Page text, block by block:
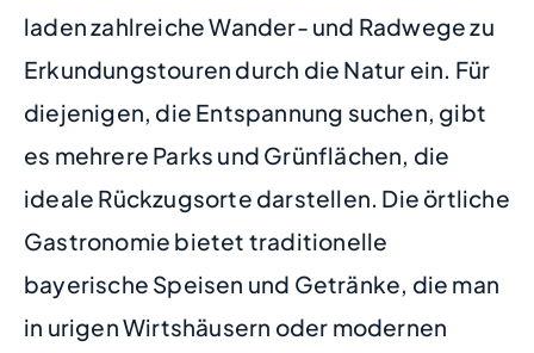
laden zahlreiche Wander- und Radwege zu
Erkundungstouren durch die Natur ein. Für
diejenigen, die Entspannung suchen, gibt
es mehrere Parks und Grünflächen, die
ideale Rückzugsorte darstellen. Die örtliche
Gastronomie bietet traditionelle
bayerische Speisen und Getränke, die man
in urigen Wirtshäusern oder modernen